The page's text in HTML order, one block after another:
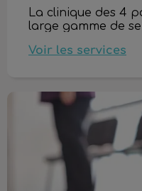
La clinique des 4
large gamme de
Voir les services
Notre équipe